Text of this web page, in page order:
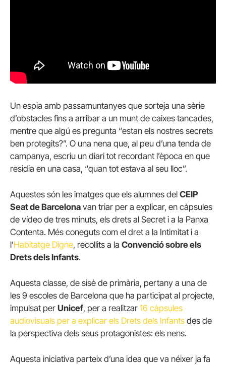
Un espia amb passamuntanyes que sorteja una sèrie
d’obstacles fins a arribar a un munt de caixes tancades,
mentre que algú es pregunta “estan els nostres secrets
ben protegits?”. O una nena que, al peu d’una tenda de
campanya, escriu un diari tot recordant l’època en que
residia en una casa, “quan tot estava al seu lloc”.
Aquestes són les imatges que els alumnes del CEIP
Seat de Barcelona van triar per a explicar, en càpsules
de vídeo de tres minuts, els drets al Secret i a la Panxa
Contenta. Més coneguts com el dret a la Intimitat i a
l’Habitatge Digne, recollits a la Convenció sobre els
Drets dels Infants.
Aquesta classe, de sisè de primària, pertany a una de
les 9 escoles de Barcelona que ha participat al projecte,
impulsat per Unicef, per a realitzar 16 càpsules
audiovisuals per a explicar els Drets dels Infants des de
la perspectiva dels seus protagonistes: els nens.
Aquesta iniciativa parteix d’una idea que va néixer ja fa